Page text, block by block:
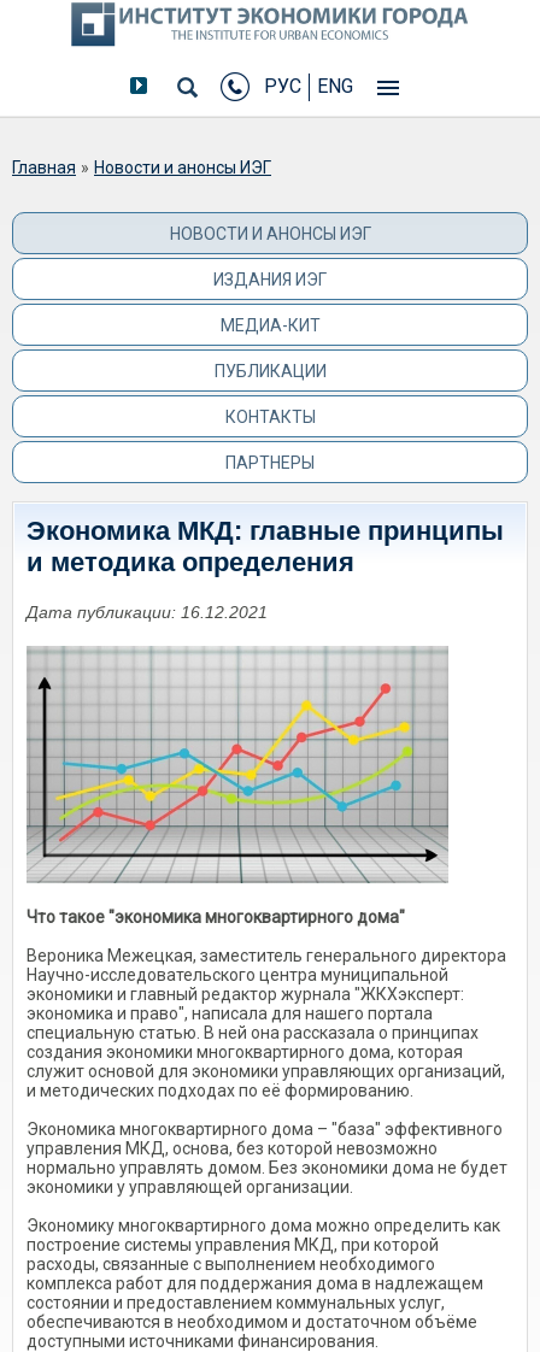
РУС ENG
Вы здесь
Главная » Новости и анонсы ИЭГ
НОВОСТИ И АНОНСЫ ИЭГ
ИЗДАНИЯ ИЭГ
МЕДИА-КИТ
ПУБЛИКАЦИИ
КОНТАКТЫ
ПАРТНЕРЫ
Экономика МКД: главные принципы
и методика определения
Дата публикации: 16.12.2021
Что такое "экономика многоквартирного дома"
Вероника Межецкая, заместитель генерального директора
Научно-исследовательского центра муниципальной
экономики и главный редактор журнала "ЖКХэксперт:
экономика и право", написала для нашего портала
специальную статью. В ней она рассказала о принципах
создания экономики многоквартирного дома, которая
служит основой для экономики управляющих организаций,
и методических подходах по её формированию.
Экономика многоквартирного дома – "база" эффективного
управления МКД, основа, без которой невозможно
нормально управлять домом. Без экономики дома не будет
экономики у управляющей организации.
Экономику многоквартирного дома можно определить как
построение системы управления МКД, при которой
расходы, связанные с выполнением необходимого
комплекса работ для поддержания дома в надлежащем
состоянии и предоставлением коммунальных услуг,
обеспечиваются в необходимом и достаточном объёме
доступными источниками финансирования.